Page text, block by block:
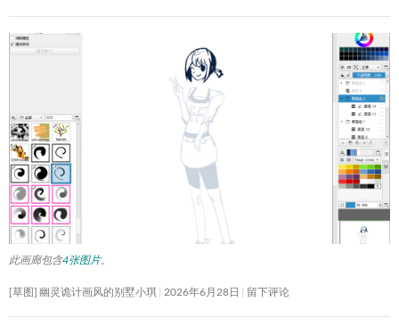
此画廊包含4张图片。
[草图] 幽灵诡计画风的别墅小琪 2026年6月28日 留下评论